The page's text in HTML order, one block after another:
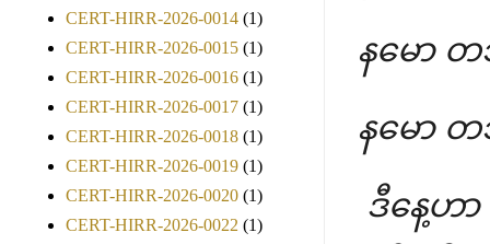
နမော
နမော
ဒီနေ့ဟာ
CERT-HIRR-2026-0014 (1)
CERT-HIRR-2026-0015 (1)
CERT-HIRR-2026-0016 (1)
CERT-HIRR-2026-0017 (1)
CERT-HIRR-2026-0018 (1)
CERT-HIRR-2026-0019 (1)
CERT-HIRR-2026-0020 (1)
CERT-HIRR-2026-0022 (1)